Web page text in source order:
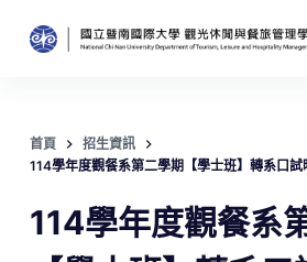
跳
至
內
容
首頁
招生資訊
114學年度觀餐系第二學期【學士班】轉系口
114學年度觀餐系